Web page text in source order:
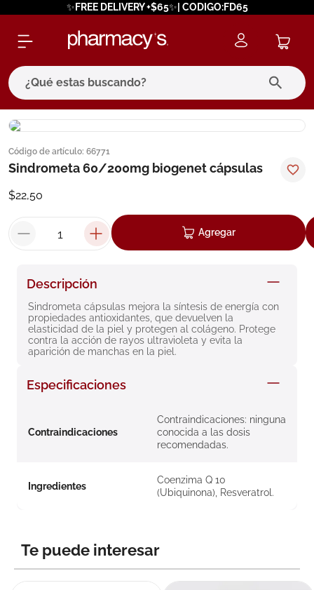
✨FREE DELIVERY +$65✨| CODIGO:FD65
¿Qué estas buscando?
Código de artículo: 66771
Sindrometa 60/200mg biogenet cápsulas
$22,50
Agregar
Descripción
Sindrometa cápsulas mejora la síntesis de energía con
propiedades antioxidantes, que devuelven la
elasticidad de la piel y protegen al colágeno. Protege
contra la acción de rayos ultravioleta y evita la
aparición de manchas en la piel.
Especificaciones
Contraindicaciones
Contraindicaciones: ninguna
conocida a las dosis
recomendadas.
Ingredientes
Coenzima Q 10
(Ubiquinona), Resveratrol.
Te puede interesar
términos más buscados
1. eucerin
3
pilexil
5. cerave
6 degraler
7. isdin
8. roche posay
9. nivea
pañales